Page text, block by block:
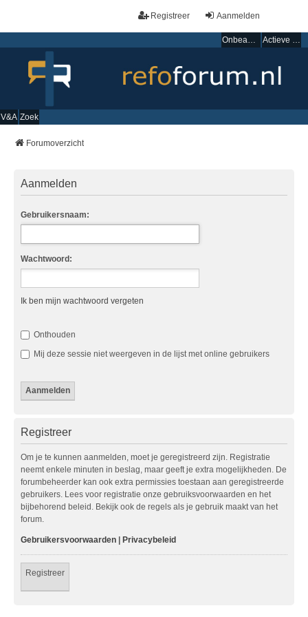
Aanmelden
Registreer
Onbeantwoorde onderwerpen Actieve onderwerpen
V&A Zoek
Forumoverzicht
Aanmelden
Gebruikersnaam:
Wachtwoord:
Ik ben mijn wachtwoord vergeten
Onthouden
Mij deze sessie niet weergeven in de lijst met online gebruikers
Registreer
Om je te kunnen aanmelden, moet je geregistreerd zijn. Registratie
neemt enkele minuten in beslag, maar geeft je extra mogelijkheden. De
forumbeheerder kan ook extra permissies toestaan aan geregistreerde
gebruikers. Lees voor registratie onze gebruiksvoorwaarden en het
bijbehorend beleid. Bekijk ook de regels als je gebruik maakt van het
forum.
Gebruikersvoorwaarden | Privacybeleid
Registreer